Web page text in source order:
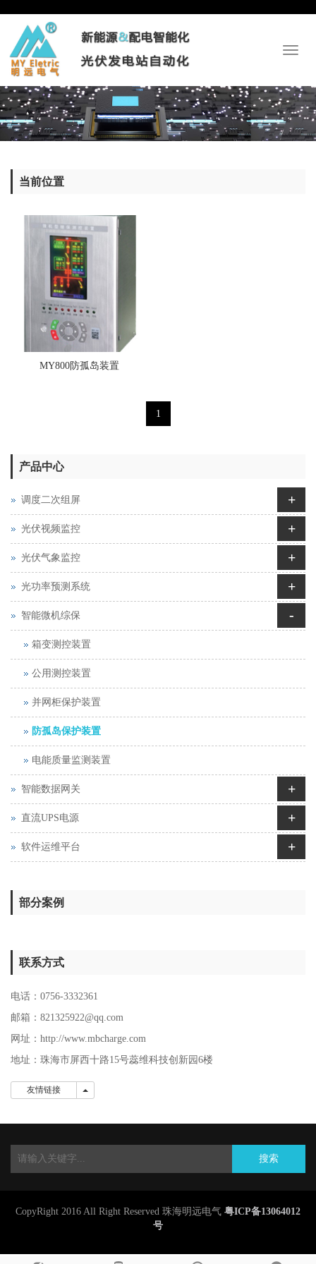
当前位置
MY800防孤岛装置
1
产品中心
调度二次组屏 +
光伏视频监控 +
光伏气象监控 +
光功率预测系统 +
智能微机综保 -
箱变测控装置
公用测控装置
并网柜保护装置
防孤岛保护装置
电能质量监测装置
智能数据网关 +
直流UPS电源 +
软件运维平台 +
部分案例
联系方式
电话：0756-3332361
邮箱：821325922@qq.com
网址：http://www.mbcharge.com
地址：珠海市屏西十路15号蕊维科技创新园6楼
友情链接
搜索
CopyRight 2016 All Right Reserved 珠海明远电气 粤ICP备13064012
号